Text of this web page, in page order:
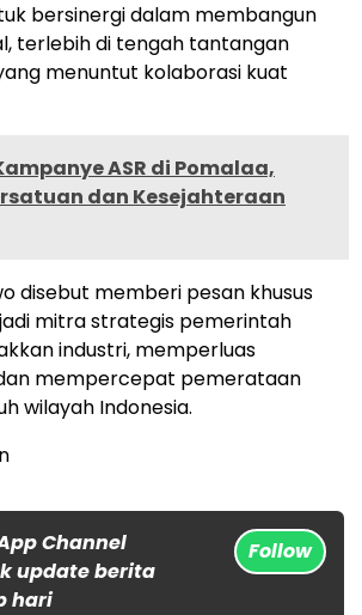
bersinergi dalam membangun
terlebih di tengah tantangan
menuntut kolaborasi kuat
ASR di Pomalaa,
dan Kesejahteraan
disebut memberi pesan khusus
mitra strategis pemerintah
industri, memperluas
mempercepat pemerataan
wilayah Indonesia.
Channel
update berita
hari
Follow